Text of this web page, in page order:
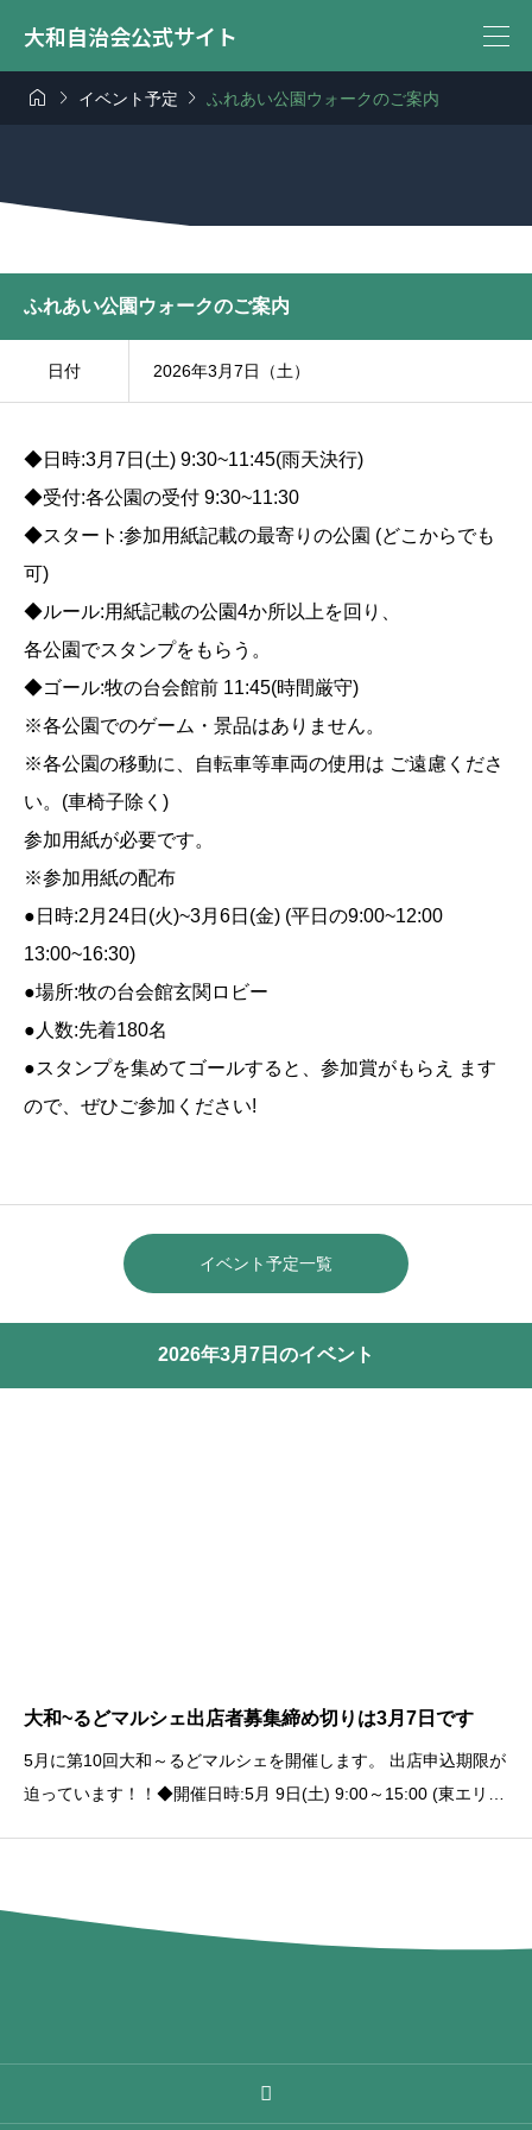
大和自治会公式サイト
  イベント予定  ふれあい公園ウォークのご案内
ふれあい公園ウォークのご案内
日付 2026年3月7日（土）
◆日時:3月7日(土) 9:30~11:45(雨天決行)
◆受付:各公園の受付 9:30~11:30
◆スタート:参加用紙記載の最寄りの公園 (どこからでも
可)
◆ルール:用紙記載の公園4か所以上を回り、
各公園でスタンプをもらう。
◆ゴール:牧の台会館前 11:45(時間厳守)
※各公園でのゲーム・景品はありません。
※各公園の移動に、自転車等車両の使用は ご遠慮くださ
い。(車椅子除く)
参加用紙が必要です。
※参加用紙の配布
●日時:2月24日(火)~3月6日(金) (平日の9:00~12:00
13:00~16:30)
●場所:牧の台会館玄関ロビー
●人数:先着180名
●スタンプを集めてゴールすると、参加賞がもらえ ます
ので、ぜひご参加ください!
イベント予定一覧
2026年3月7日のイベント
大和~るどマルシェ出店者募集締め切りは3月7日です
5月に第10回大和～るどマルシェを開催します。 出店申込期限が
迫っています！！◆開催日時:5月 9日(土) 9:00～15:00 (東エリ